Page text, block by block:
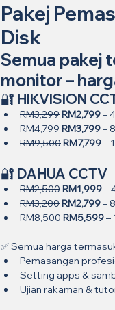
Pakej
Disk
Semua pakej
monitor –
🔐 HIKVISION
RM3,299RM2,799 –
RM4,799RM3,799 –
RM9,500RM7,799 –
🔐 DAHUA CCTV
RM2,500RM1,999 –
RM3,200RM2,799 –
RM8,500RM5,599 –
✅ Semua harga
Pemasangan
Setting apps &
Ujian rakaman &